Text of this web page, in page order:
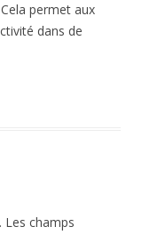
permet aux
dans de
Les champs